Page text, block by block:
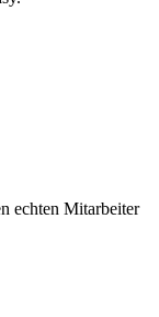
echten Mitarbeiter